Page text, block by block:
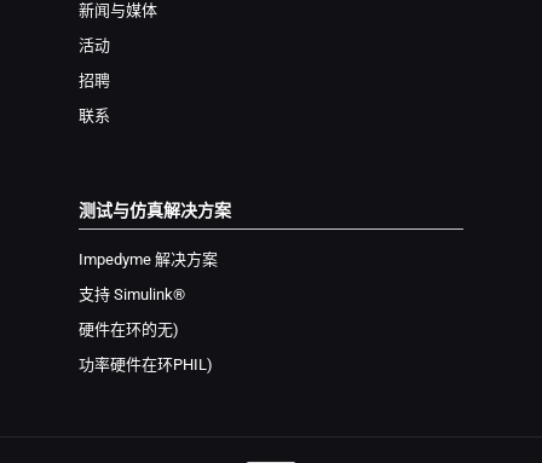
新闻与媒体
活动
招聘
联系
测试与仿真解决方案
Impedyme 解决方案
支持 Simulink®
硬件在环的无)
功率硬件在环PHIL)